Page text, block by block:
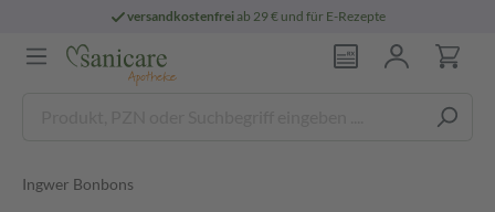
versandkostenfreiab 29 € und für E-Rezepte
Ingwer Bonbons